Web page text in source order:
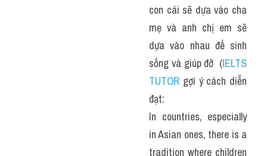
con cái sẽ dựa vào cha
mẹ và anh chị em sẽ
dựa vào nhau để sinh
sống và giúp đỡ  (IELTS
TUTOR gợi ý cách diễn
đạt:
In countries, especially
in Asian ones, there is a
tradition where children